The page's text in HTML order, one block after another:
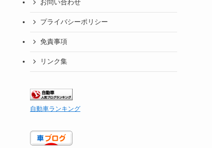
お問い合わせ
プライバシーポリシー
免責事項
リンク集
自動車ランキング